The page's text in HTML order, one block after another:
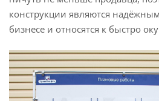
конструкции являются
бизнесе и относятся к быстро